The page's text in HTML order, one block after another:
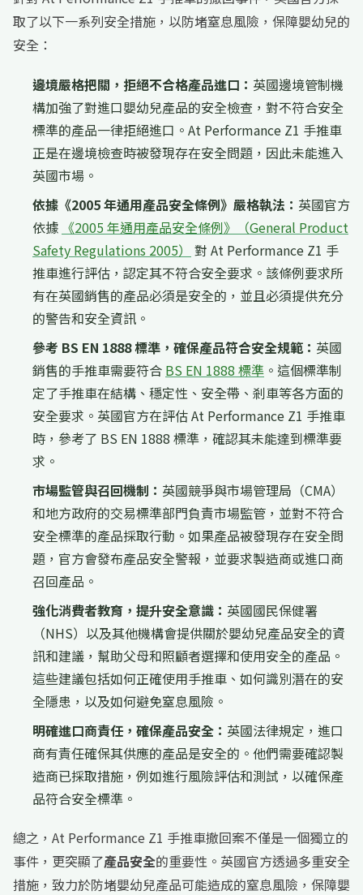
取了以下一系列安全措施，以防堵窒息風險，保障嬰幼兒的
安全：
邊境嚴格把關，拒絕不合格產品進口： 英國邊境管制機
構加強了對進口嬰幼兒產品的安全檢查，對不符合安全
標準的產品一律拒絕進口。At Performance Z1 手推車
正是在邊境檢查時被發現存在安全問題，因此未能進入
英國市場。
依據《2005 年通用產品安全條例》嚴格執法： 英國官方
依據 《2005 年通用產品安全條例》（General Product
Safety Regulations 2005）
對 At Performance Z1 手
推車進行評估，認定其不符合安全要求。該條例要求所
有在英國銷售的產品必須是安全的，並且必須提供充分
的警告和安全資訊。
參考 BS EN 1888 標準，確保產品符合安全規範： 英國
銷售的手推車需要符合 BS EN 1888 標準 。這個標準制
定了手推車在結構、穩定性、安全帶、剎車等各方面的
安全要求。英國官方在評估 At Performance Z1 手推車
時，參考了 BS EN 1888 標準，確認其未能達到標準要
求。
市場監管與召回機制： 英國競爭與市場管理局（CMA）
和地方政府的交易標準部門負責市場監管，並對不符合
安全標準的產品採取行動。如果產品被發現存在安全問
題，官方會發布產品安全警報，並要求製造商或進口商
召回產品。
強化消費者教育，提升安全意識： 英國國民保健署
（NHS）以及其他機構會提供關於嬰幼兒產品安全的資
訊和建議，幫助父母和照顧者選擇和使用安全的產品。
這些建議包括如何正確使用手推車、如何識別潛在的安
全隱患，以及如何避免窒息風險。
明確進口商責任，確保產品安全： 英國法律規定，進口
商有責任確保其供應的產品是安全的。他們需要確認製
造商已採取措施，例如進行風險評估和測試，以確保產
品符合安全標準。
總之，At Performance Z1 手推車撤回案不僅是一個獨立的
事件，更突顯了產品安全的重要性。英國官方透過多重安全
措施，致力於防堵嬰幼兒產品可能造成的窒息風險，保障嬰